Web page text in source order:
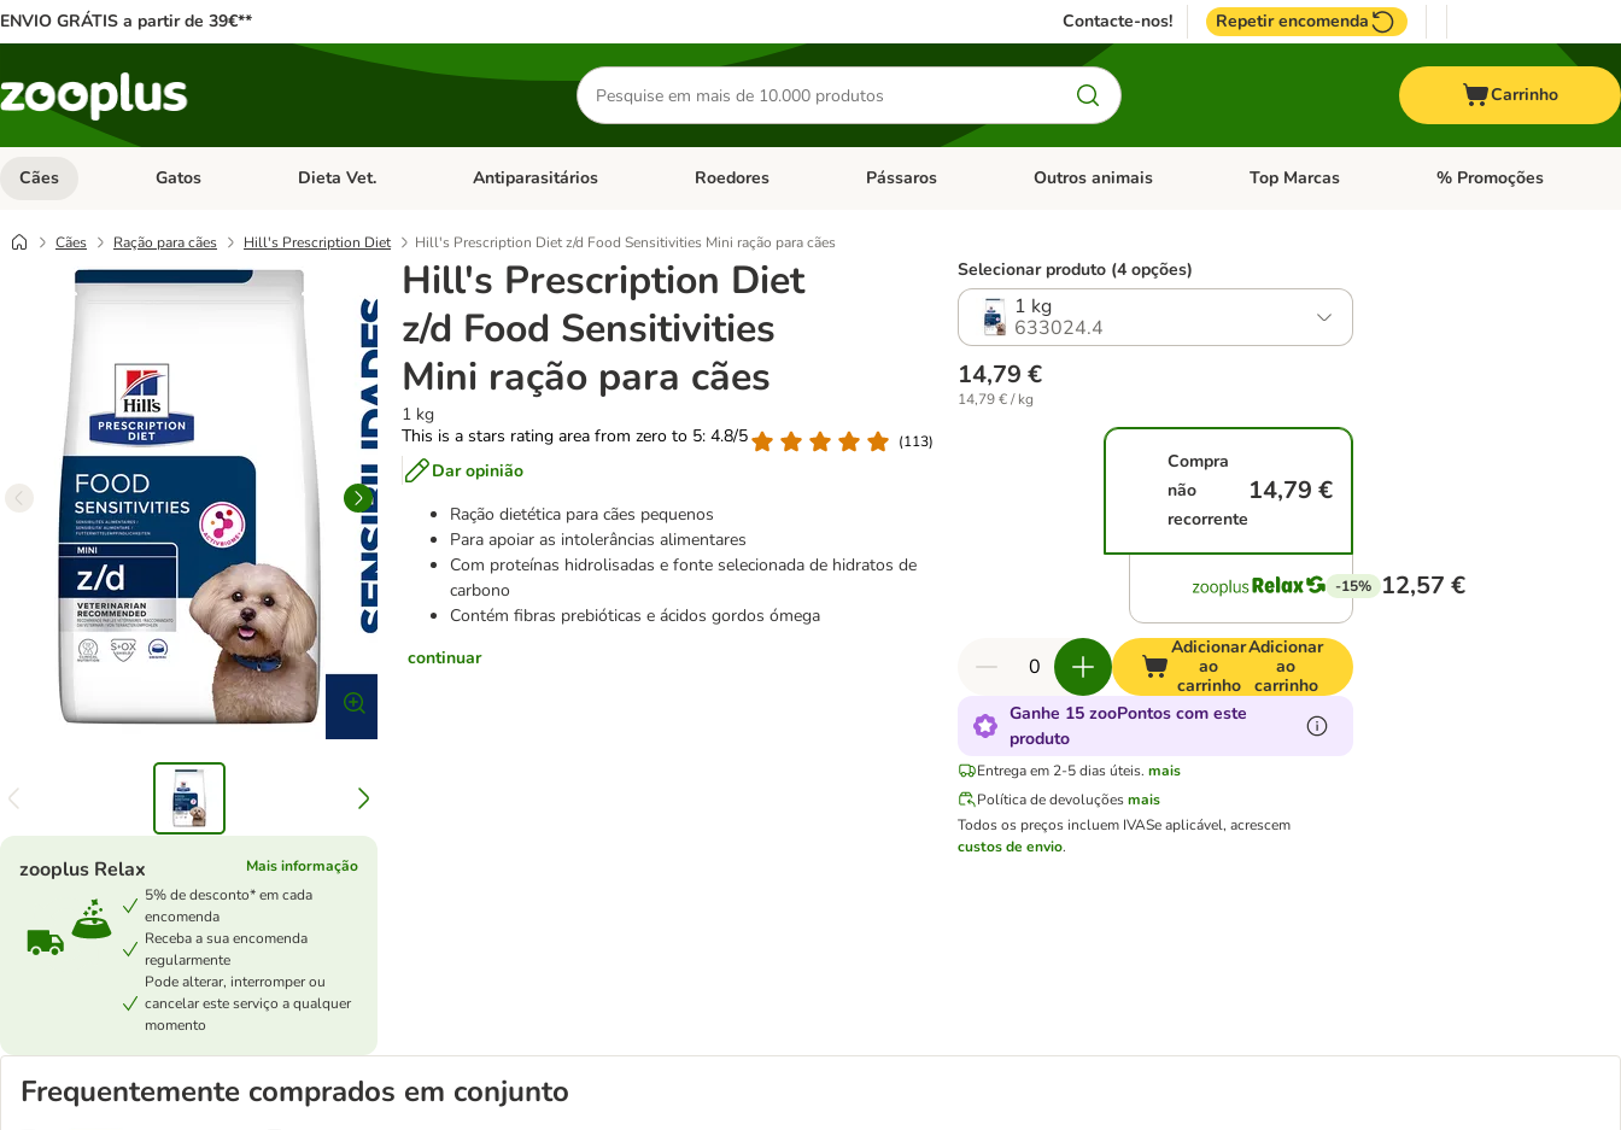
ENVIO GRÁTIS a partir de 39€** Contacte-nos! Repetir encomenda
Pesquisar
produtos
Carrinho
Cães Abrir menu de categoria: Cães
Gatos Abrir menu de categoria: Gatos
Dieta Vet. Abrir menu de categoria: Dieta Vet.
Antiparasitários Abrir menu de categoria: Antiparasitários
Roedores Abrir menu de categoria: Roedores
Pássaros Abrir menu de categoria: Pássaros
Outros animais Abrir menu de categoria: Outros animais
Top Marcas Abrir menu de categoria:
% Promoções
Cães Ração para cães Hill's Prescription Diet Hill's Prescription Diet z/d Food Sensitivities Mini ração para cães
Hill's Prescription Diet
z/d Food Sensitivities
Mini ração para cães
1 kg
This is a stars rating area from zero to 5: 4.8/5
(113)
Dar opinião
Ração dietética para cães pequenos
Para apoiar as intolerâncias alimentares
Com proteínas hidrolisadas e fonte selecionada de hidratos de
carbono
Contém fibras prebióticas e ácidos gordos ómega
continuar
zooplus Relax
Mais informação
5% de desconto* em cada
encomenda
Receba a sua encomenda
regularmente
Pode alterar, interromper ou
cancelar este serviço a qualquer
momento
Selecionar produto (4 opções)
1 kg
633024.4
14,79 €
14,79 € / kg
Compra
não
recorrente
14,79 €
-15% 12,57 €
Adicionar
ao
carrinho
Adicionar
ao
carrinho
Ganhe 15 zooPontos com este
produto
Entrega em 2-5 dias úteis. mais
Política de devoluçõesmais
Todos os preços incluem IVASe aplicável, acrescem
custos de envio.
Frequentemente comprados em conjunto